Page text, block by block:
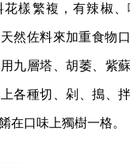
花樣繁複，有辣椒
然佐料來加重食物口
九層塔、胡萎、紫
各種切、剁、搗、
在口味上獨樹一格。